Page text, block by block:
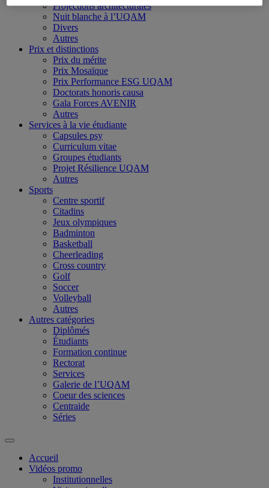
Projections architecturales
Nuit blanche à l’UQAM
Divers
Autres
Prix et distinctions
Prix du mérite
Prix Mosaïque
Prix Performance ESG UQAM
Doctorats honoris causa
Gala Forces AVENIR
Autres
Services à la vie étudiante
Capsules psy
Curriculum vitae
Groupes étudiants
Projet Résilience UQAM
Autres
Sports
Centre sportif
Citadins
Jeux olympiques
Badminton
Basketball
Cheerleading
Cross country
Golf
Soccer
Volleyball
Autres
Autres catégories
Diplômés
Étudiants
Formation continue
Rectorat
Services
Galerie de l’UQAM
Coeur des sciences
Centraide
Séries
Accueil
Vidéos promo
Institutionnelles